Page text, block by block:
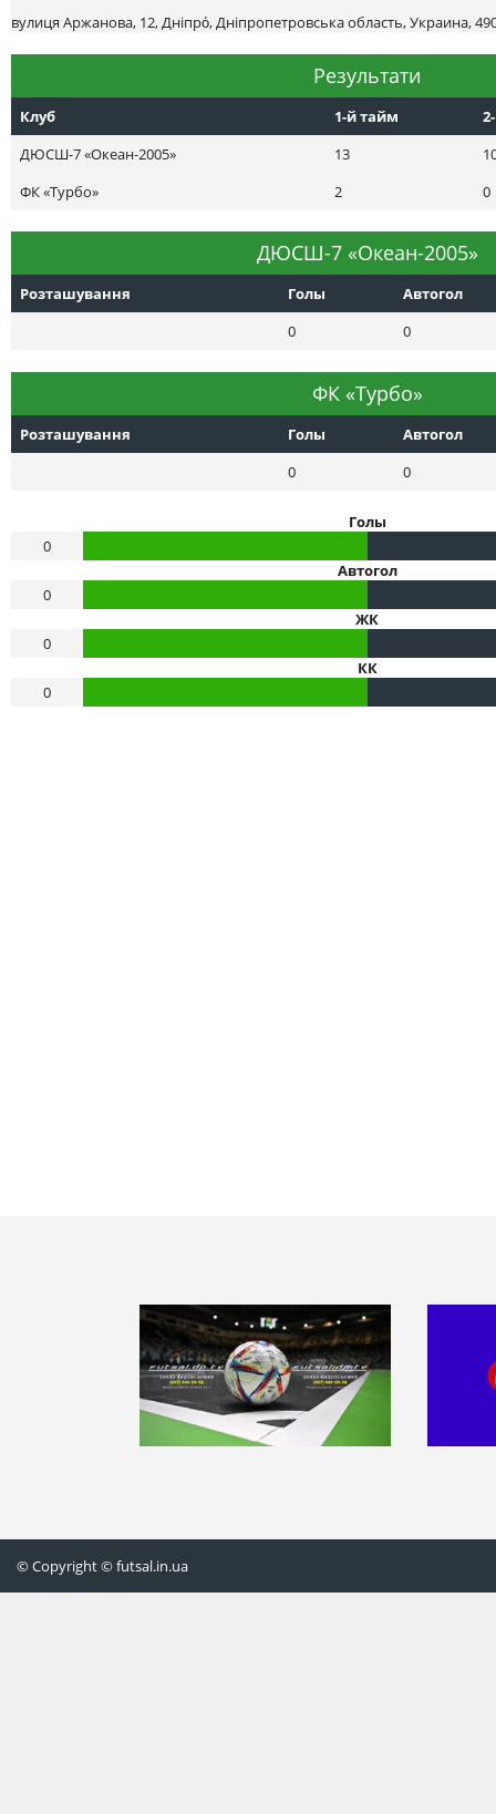
вулиця Аржанова, 12, Дніпро́, Дніпропетровська область, Украина,
Результати
Клуб 1-й тайм
ДЮСШ-7 «Океан-2005»
13
ФК «Турбо»
2 0
ДЮСШ-7 «Океан-2005»
Розташування Голы
Автогол
0
0
ФК «Турбо»
Розташування Голы
Автогол
0
0
Голы
0
Автогол
0
ЖК
0
КК
0
© Copyright © futsal.in.ua